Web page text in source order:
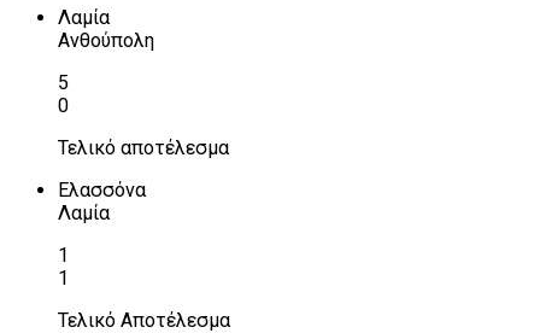
Λαμία
Ανθούπολη
5
0
Τελικό αποτέλεσμα
Ελασσόνα
Λαμία
1
1
Τελικό Αποτέλεσμα